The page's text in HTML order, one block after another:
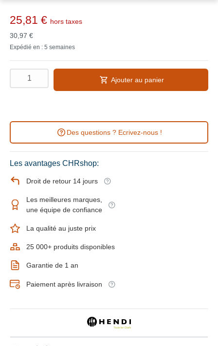
25,81 € hors taxes
30,97 €
Expédié en : 5 semaines
Ajouter au panier
Des questions ? Ecrivez-nous !
Les avantages CHRshop:
Droit de retour 14 jours
Les meilleures marques,
une équipe de confiance
La qualité au juste prix
25 000+ produits disponibles
Garantie de 1 an
Paiement après livraison